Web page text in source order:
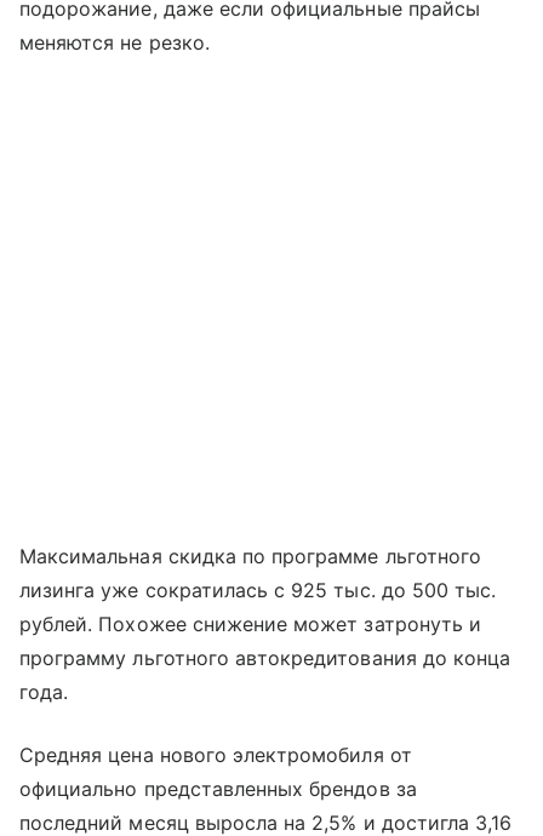
подорожание, даже если официальные прайсы
меняются не резко.
Максимальная скидка по программе льготного
лизинга уже сократилась с 925 тыс. до 500 тыс.
рублей. Похожее снижение может затронуть и
программу льготного автокредитования до конца
года.
Средняя цена нового электромобиля от
официально представленных брендов за
последний месяц выросла на 2,5% и достигла 3,16